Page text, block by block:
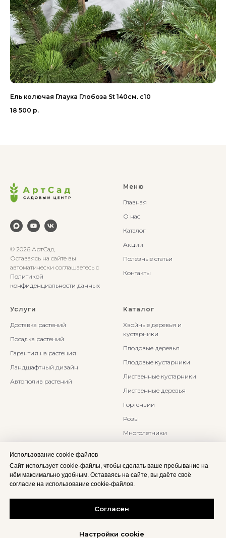
Ель колючая Глаука Глобоза St 140см. с10
18 500 р.
© 2026 АртСад
Оставаясь на сайте вы
автоматически соглашаетесь с
Политикой
конфиденциальности данных
Меню
Главная
О нас
Каталог
Акции
Полезные статьи
Контакты
Услуги
Доставка растений
Посадка растений
Гарантия на растения
Ландшафтный дизайн
Автополив растений
Каталог
Хвойные деревья и
кустарники
Плодовые деревья
Плодовые кустарники
Лиственные кустарники
Лиственные деревья
Гортензии
Розы
Многолетники
Использование cookie файлов
Сайт использует cookie-файлы, чтобы сделать ваше пребывание на
нём максимально удобным. Оставаясь на сайте, вы даёте своё
согласие на использование cookie-файлов.
Согласен
Настройки cookie